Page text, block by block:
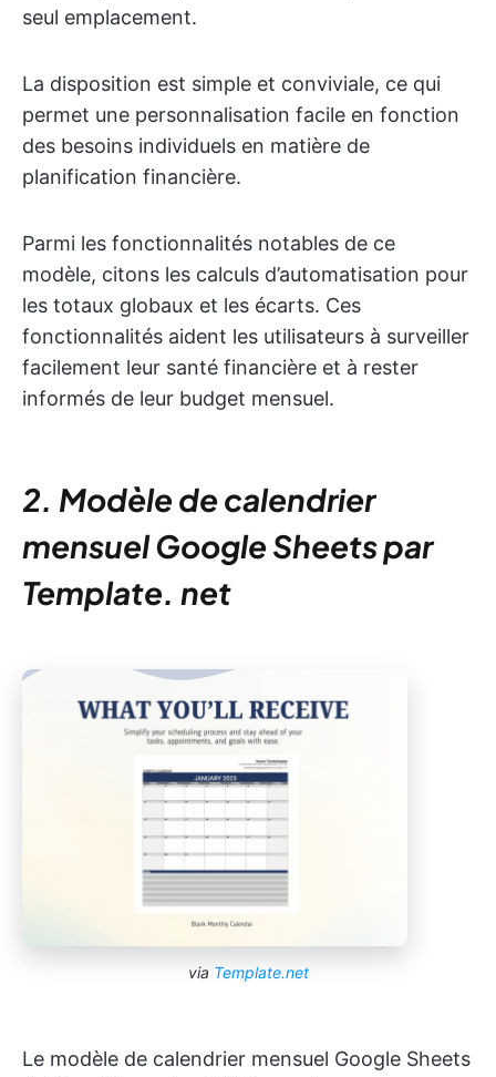
seul emplacement.
La disposition est simple et conviviale, ce qui
permet une personnalisation facile en fonction
des besoins individuels en matière de
planification financière.
Parmi les fonctionnalités notables de ce
modèle, citons les calculs d’automatisation pour
les totaux globaux et les écarts. Ces
fonctionnalités aident les utilisateurs à surveiller
facilement leur santé financière et à rester
informés de leur budget mensuel.
2. Modèle de calendrier
mensuel Google Sheets par
Template. net
via Template.net
Le modèle de calendrier mensuel Google Sheets